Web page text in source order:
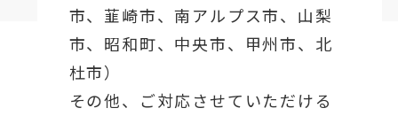
市、韮崎市、南アルプス市、山梨
市、昭和町、中央市、甲州市、北
杜市）
その他、ご対応させていただける